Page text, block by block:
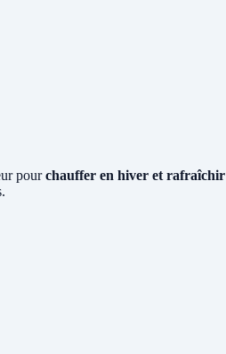
pourchauffer en hiver et rafraîchir